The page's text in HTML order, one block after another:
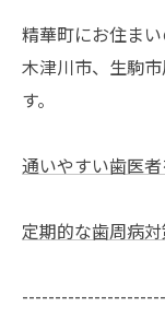
精華町にお住まい
木津川市、生駒
す。
通いやすい歯医
定期的な歯周病